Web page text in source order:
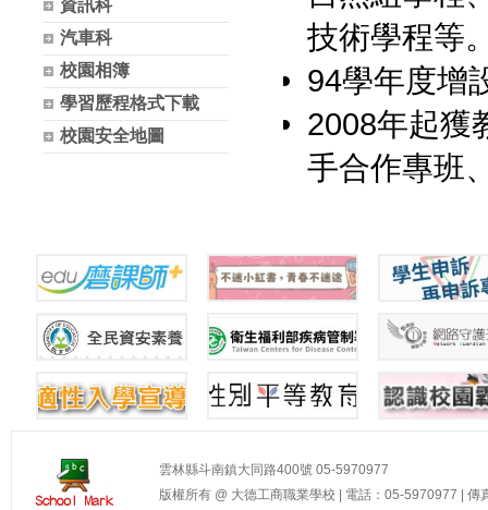
資訊科
汽車科
校園相簿
學習歷程格式下載
校園安全地圖
技術學程等
94學年度增
2008年起獲
手合作專班
雲林縣斗南鎮大同路400號 05-5970977
版權所有 @ 大德工商職業學校 | 電話：05-5970977 | 傳